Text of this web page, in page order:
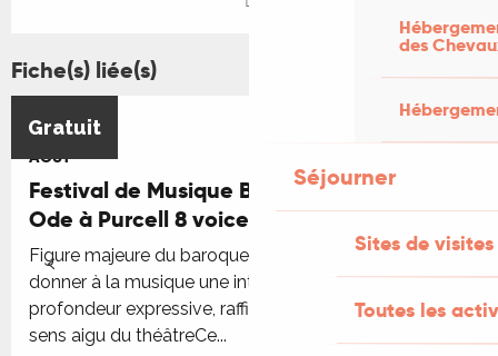
des
Séjourner
Sites de visites
Toutes les
Fiche(s) liée(s)
Gratuit
16
AOÛT
Festival de Musique Baroque de Martel -
Ode à Purcell 8 voices chorus
Figure majeure du baroque anglais, Henry Purcell a su
donner à la musique une intensité rare, mêlant
profondeur expressive, raffinement harmonique et
sens aigu du théâtreCe...